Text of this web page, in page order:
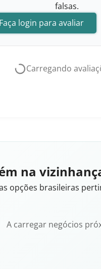
falsas.
Faça login para avaliar
Carregando
na
opções brasileiras
A carregar negócios